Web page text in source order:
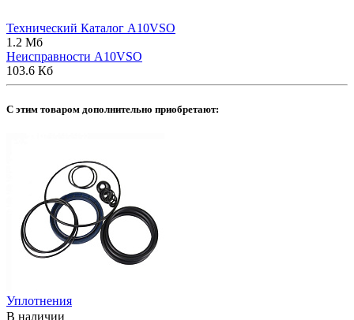
Технический Каталог A10VSO
1.2 Мб
Неисправности A10VSO
103.6 Кб
C этим товаром дополнительно приобретают:
Уплотнения
В наличии